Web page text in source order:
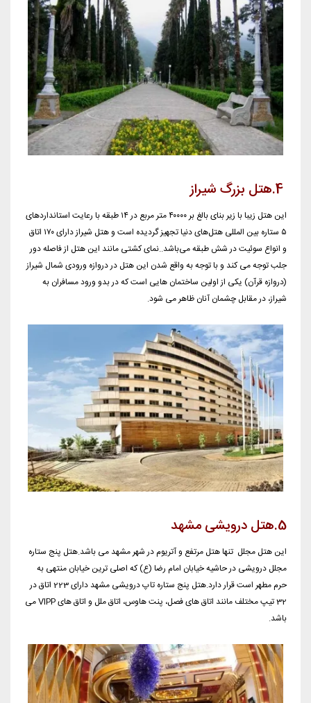
این هتل زیبا با زیر بنای بالغ بر ۴۰۰۰۰ متر مربع در ۱۴ طبقه با رعایت استاندارد‌های
۵ ستاره بین المللی هتل‌های دنیا تجهیز گردیده است و هتل شیراز دارای ۱۷۰ اتاق
و انواع سوئیت در شش طبقه می‌باشد..نمای کشتی مانند این هتل از فاصله دور
جلب توجه می کند و با توجه به واقع شدن این هتل در دروازه ورودی شمال شیراز
(دروازه قرآن) یکی از اولین ساختمان هایی است که در بدو ورود مسافران به
شیراز، در مقابل چشمان آنان ظاهر می شود.
5.هتل درویشی مشهد
این هتل مجلل تنها هتل مرتفع و آتریوم در شهر مشهد می باشد.هتل پنج ستاره
مجلل درویشی در حاشیه خیابان امام رضا (ع) که اصلی ترین خیابان منتهی به
حرم مطهر است قرار دارد.هتل پنج ستاره تاپ درویشی مشهد دارای 223 اتاق در
32 تیپ مختلف مانند اتاق های فصل، پنت هاوس، اتاق ملل و اتاق های VIPP می
باشد.